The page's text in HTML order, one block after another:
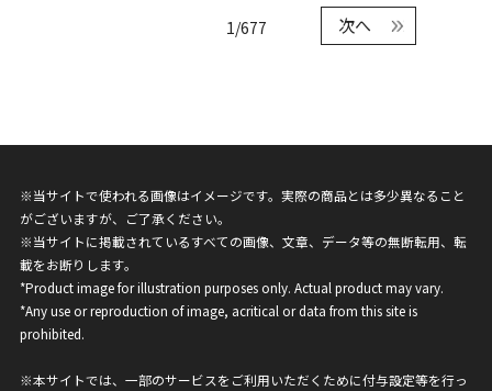
1/677 次へ
※当サイトで使われる画像はイメージです。実際の商品とは多少異なること
がございますが、ご了承ください。
※当サイトに掲載されているすべての画像、文章、データ等の無断転用、転
載をお断りします。
*Product image for illustration purposes only. Actual product may vary.
*Any use or reproduction of image, acritical or data from this site is
prohibited.
※本サイトでは、一部のサービスをご利用いただくために付与設定等を行っ